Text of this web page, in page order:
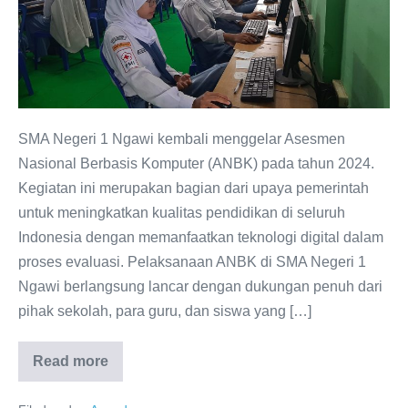
SMA
Negeri
1
Ngawi:
Meningkatkan
Mutu
Pendidikan
Berbasis
Teknologi
SMA Negeri 1 Ngawi kembali menggelar Asesmen
Nasional Berbasis Komputer (ANBK) pada tahun 2024.
Kegiatan ini merupakan bagian dari upaya pemerintah
untuk meningkatkan kualitas pendidikan di seluruh
Indonesia dengan memanfaatkan teknologi digital dalam
proses evaluasi. Pelaksanaan ANBK di SMA Negeri 1
Ngawi berlangsung lancar dengan dukungan penuh dari
pihak sekolah, para guru, dan siswa yang […]
Read morePelaksanaan
ANBK